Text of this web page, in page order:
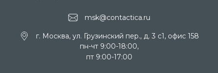
msk@contactica.ru
г. Москва, ул. Грузинский пер., д. 3 c1, офис 158
пн-чт 9:00-18:00,
пт 9:00-17:00